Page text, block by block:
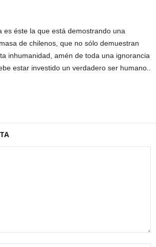
es éste la que está demostrando una
de chilenos, que no sólo demuestran
inhumanidad, amén de toda una ignorancia
estar investido un verdadero ser humano..